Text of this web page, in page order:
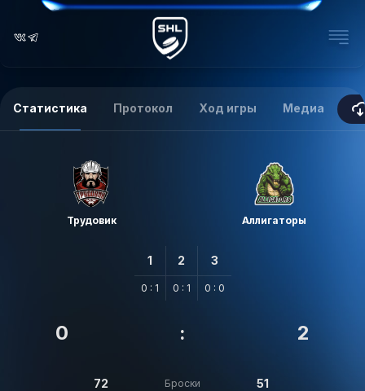
Статистика Протокол Ход игры Медиа
Трудовик Аллигаторы
1
0 : 1
2
0 : 1
3
0 : 0
0 : 2
72 Броски 51